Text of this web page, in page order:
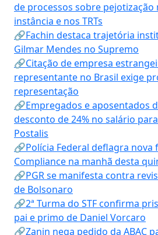
de processos sobre pejotização
instância e nos TRTs
🔗Fachin destaca trajetória
Gilmar Mendes no Supremo
🔗Citação de empresa
representante no Brasil exige
representação
🔗Empregados e aposentados
desconto de 24% no salário
Postalis
🔗Polícia Federal deflagra nova
Compliance na manhã desta
🔗PGR se manifesta contra
de Bolsonaro
🔗2ª Turma do STF confirma
pai e primo de Daniel Vorcaro
🔗Zanin nega pedido da ABAC